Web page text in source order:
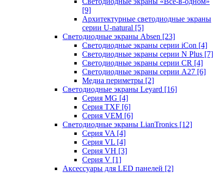
[9]
Архитектурные светодиодные экраны
серии U-natural [5]
Светодиодные экраны Absen [23]
Светодиодные экраны серии iCon [4]
Светодиодные экраны серии N Plus [7]
Светодиодные экраны серии CR [4]
Светодиодные экраны серии А27 [6]
Медиа периметры [2]
Светодиодные экраны Leyard [16]
Серия MG [4]
Серия TXF [6]
Серия VEM [6]
Светодиодные экраны LianTronics [12]
Серия VA [4]
Серия VL [4]
Серия VH [3]
Серия V [1]
Аксессуары для LED панелей [2]